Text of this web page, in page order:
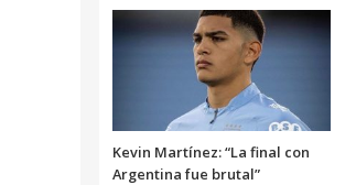
Kevin Martínez: “La final con
Argentina fue brutal”